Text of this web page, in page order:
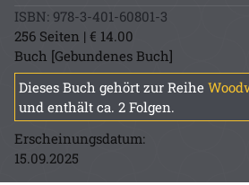
ISBN: 978-3-401-60801-3
256 Seiten | € 14.00
Buch [Gebundenes Buch]
Dieses Buch gehört zur Reihe
und enthält ca. 2 Folgen.
Erscheinungsdatum:
15.09.2025